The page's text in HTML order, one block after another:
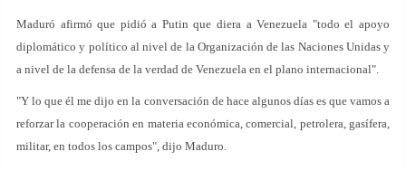
Maduró afirmó que pidió a Putin que diera a Venezuela "todo el apoyo
diplomático y político al nivel de la Organización de las Naciones Unidas y
a nivel de la defensa de la verdad de Venezuela en el plano internacional".
"Y lo que él me dijo en la conversación de hace algunos días es que vamos a
reforzar la cooperación en materia económica, comercial, petrolera, gasífera,
militar, en todos los campos", dijo Maduro.